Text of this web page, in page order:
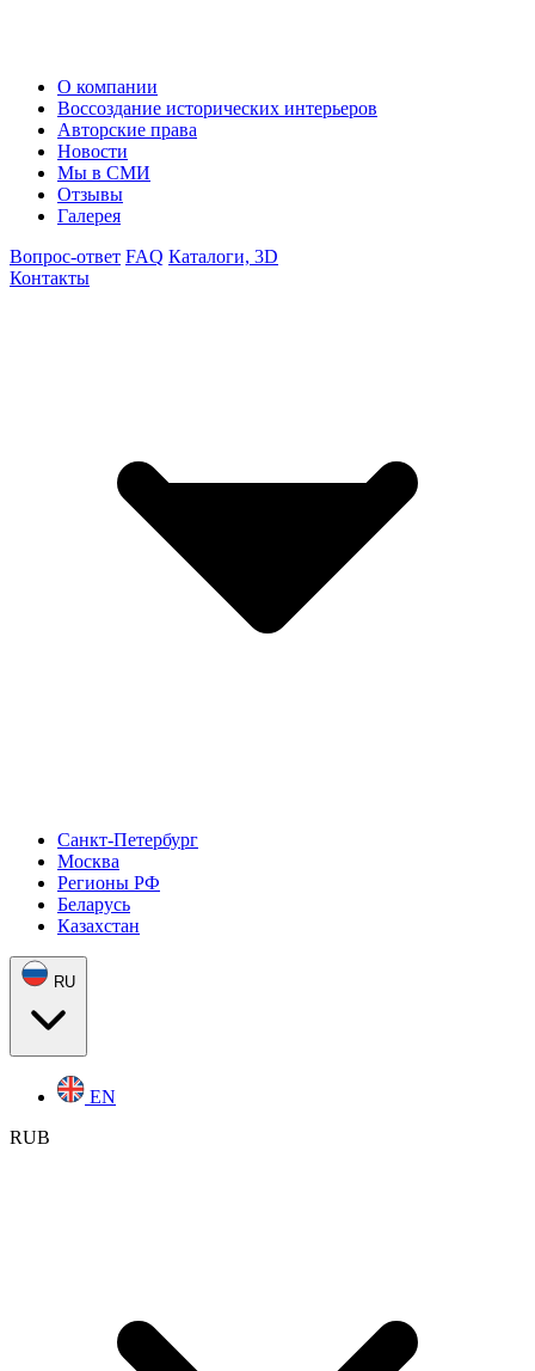
О компании
Воссоздание исторических интерьеров
Авторские права
Новости
Мы в СМИ
Отзывы
Галерея
Вопрос-ответ FAQ Каталоги, 3D
Контакты
Санкт-Петербург
Москва
Регионы РФ
Беларусь
Казахстан
RU
EN
RUB